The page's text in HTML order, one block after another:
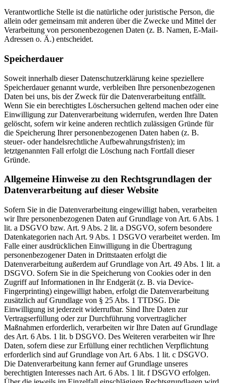
Verantwortliche Stelle ist die natürliche oder juristische Person, die
allein oder gemeinsam mit anderen über die Zwecke und Mittel der
Verarbeitung von personenbezogenen Daten (z. B. Namen, E-Mail-
Adressen o. Ä.) entscheidet.
Speicherdauer
Soweit innerhalb dieser Datenschutzerklärung keine speziellere
Speicherdauer genannt wurde, verbleiben Ihre personenbezogenen
Daten bei uns, bis der Zweck für die Datenverarbeitung entfällt.
Wenn Sie ein berechtigtes Löschersuchen geltend machen oder eine
Einwilligung zur Datenverarbeitung widerrufen, werden Ihre Daten
gelöscht, sofern wir keine anderen rechtlich zulässigen Gründe für
die Speicherung Ihrer personenbezogenen Daten haben (z. B.
steuer- oder handelsrechtliche Aufbewahrungsfristen); im
letztgenannten Fall erfolgt die Löschung nach Fortfall dieser
Gründe.
Allgemeine Hinweise zu den Rechtsgrundlagen der
Datenverarbeitung auf dieser Website
Sofern Sie in die Datenverarbeitung eingewilligt haben, verarbeiten
wir Ihre personenbezogenen Daten auf Grundlage von Art. 6 Abs. 1
lit. a DSGVO bzw. Art. 9 Abs. 2 lit. a DSGVO, sofern besondere
Datenkategorien nach Art. 9 Abs. 1 DSGVO verarbeitet werden. Im
Falle einer ausdrücklichen Einwilligung in die Übertragung
personenbezogener Daten in Drittstaaten erfolgt die
Datenverarbeitung außerdem auf Grundlage von Art. 49 Abs. 1 lit. a
DSGVO. Sofern Sie in die Speicherung von Cookies oder in den
Zugriff auf Informationen in Ihr Endgerät (z. B. via Device-
Fingerprinting) eingewilligt haben, erfolgt die Datenverarbeitung
zusätzlich auf Grundlage von § 25 Abs. 1 TTDSG. Die
Einwilligung ist jederzeit widerrufbar. Sind Ihre Daten zur
Vertragserfüllung oder zur Durchführung vorvertraglicher
Maßnahmen erforderlich, verarbeiten wir Ihre Daten auf Grundlage
des Art. 6 Abs. 1 lit. b DSGVO. Des Weiteren verarbeiten wir Ihre
Daten, sofern diese zur Erfüllung einer rechtlichen Verpflichtung
erforderlich sind auf Grundlage von Art. 6 Abs. 1 lit. c DSGVO.
Die Datenverarbeitung kann ferner auf Grundlage unseres
berechtigten Interesses nach Art. 6 Abs. 1 lit. f DSGVO erfolgen.